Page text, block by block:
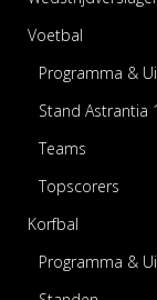
Voetbal
Programma &
Stand Astrantia 1
Teams
Topscorers
Korfbal
Programma &